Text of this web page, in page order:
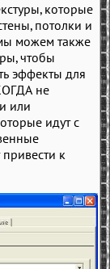
которые
потолки и
можем также
чтобы
эффекты для
не
или
идут с
к